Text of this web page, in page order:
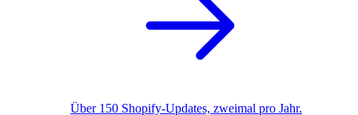
Über 150 Shopify-Updates, zweimal pro Jahr.